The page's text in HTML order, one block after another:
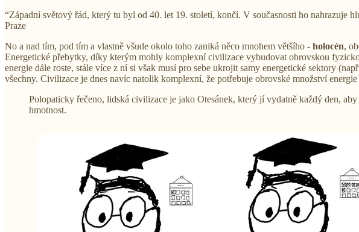
“Západní světový řád, který tu byl od 40. let 19. století, končí. V současnosti ho nahrazuje
Praze
No a nad tím, pod tím a vlastně všude okolo toho zaniká něco mnohem většího - holocén,
Energetické přebytky, díky kterým mohly komplexní civilizace vybudovat obrovskou
energie dále roste, stále více z ní si však musí pro sebe ukrojit samy energetické sektory
všechny. Civilizace je dnes navíc natolik komplexní, že potřebuje obrovské množství
Polopaticky řečeno, lidská civilizace je jako Otesánek, který jí vydatně každý den,
hmotnost.